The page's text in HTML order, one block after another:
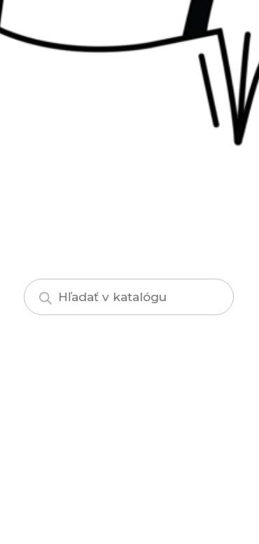
Products
search